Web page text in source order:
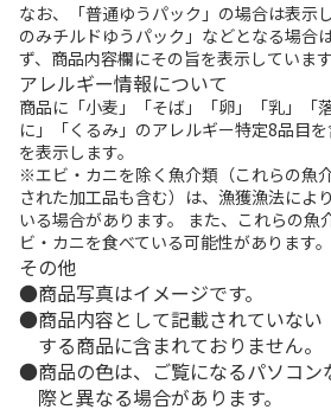
なお、「普通ゆうパック」の場合は表示
のみチルドゆうパック」などとなる場合
ず、商品内容欄にその旨を表示しています
アレルギー情報について
商品に「小麦」「そば」「卵」「乳」「
に」「くるみ」のアレルギー特定8品目
を表示します。
※エビ・カニを除く魚介類（これらの魚
された加工品も含む）は、漁獲漁法によ
いる場合があります。 また、これらの魚
ビ・カニを食べている可能性があります。
その他
商品写真はイメージです。
商品内容として記載されていな
する商品に含まれておりません。
商品の色は、ご覧になるパソコン
際と異なる場合があります。